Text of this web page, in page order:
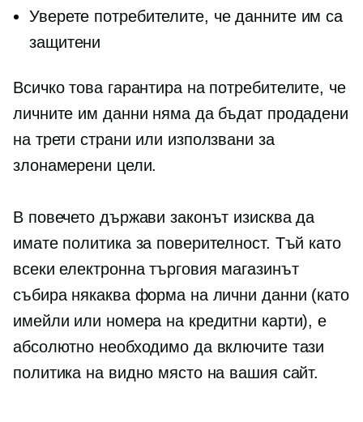
Уверете потребителите, че данните им са
защитени
Всичко това гарантира на потребителите, че
личните им данни няма да бъдат продадени
на трети страни или използвани за
злонамерени цели.
В повечето държави законът изисква да
имате политика за поверителност. Тъй като
всекиелектронна търговия магазинът
събира някаква форма на лични данни (като
имейли или номера на кредитни карти), е
абсолютно необходимо да включите тази
политика на видно място на вашия сайт.